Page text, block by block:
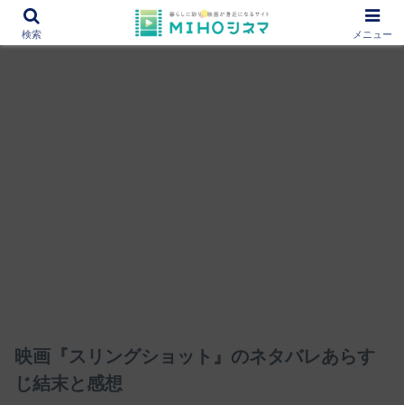
12000作品を紹介！あなたの映画図書館『MIHOシネマ』
映画『スリングショット』のネタバレあらす
じ結末と感想
検索 メニュー